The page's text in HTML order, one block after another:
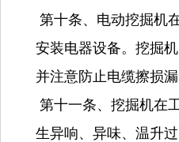
第十条、电动挖掘机
安装电器设备。挖掘
并注意防止电缆擦损漏
第十一条、挖掘机在
生异响、异味、温升